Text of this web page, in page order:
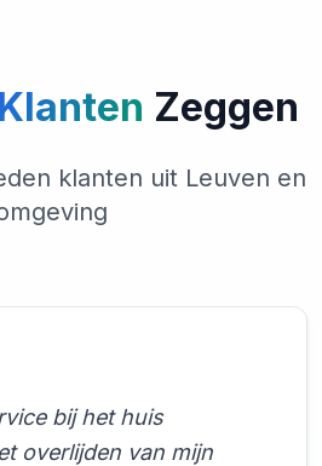
Klanten Zeggen
klanten uit Leuven en
bij het huis
overlijden van mijn